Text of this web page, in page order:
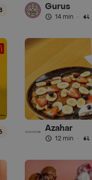
Gurus
14 min ·
Azahar
12 min ·